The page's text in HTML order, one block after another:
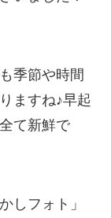
季節や時間
ますね♪早起
て新鮮で
しフォト」